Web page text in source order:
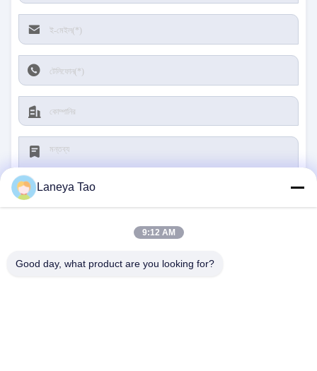
জমা দিন
Laneya Tao
9:12 AM
Good day, what product are you looking for?